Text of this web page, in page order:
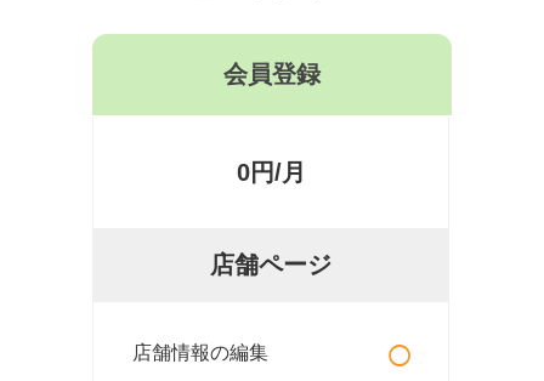
会員登録
0円/月
店舗ページ
店舗情報の編集 ○